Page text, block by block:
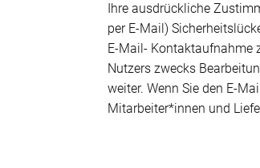
Ihre ausdrückliche
per E-Mail)
E-Mail- Kontaktaufnahme
Nutzers zwecks
weiter. Wenn Sie den E-
Mitarbeiter*innen und